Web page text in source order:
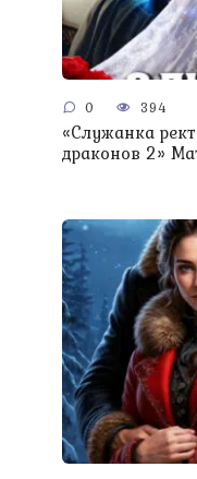
0 394
«Служанка
драконов 2»